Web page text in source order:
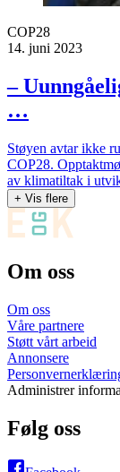
COP28
14. juni 2023
–
…
Støyen avtar ikke
COP28.
av klimatiltak i
+ Vis flere
Om oss
Om oss
Våre partnere
Støtt vårt arbeid
Annonsere
Administrer
Følg oss